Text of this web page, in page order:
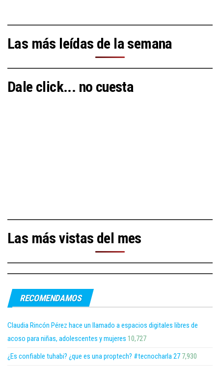
Las más leídas de la semana
Dale click... no cuesta
Las más vistas del mes
RECOMENDAMOS
Claudia Rincón Pérez hace un llamado a espacios digitales libres de
acoso para niñas, adolescentes y mujeres 10,727
¿Es confiable tuhabi? ¿que es una proptech? #tecnocharla 27 7,930